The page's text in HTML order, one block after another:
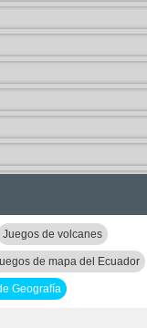
Juegos de volcanes
de mapa del Ecuador
Geografía